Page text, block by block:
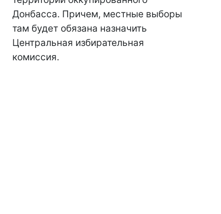
Донбасса. Причем, местные выборы
там будет обязана назначить
Центральная избирательная
комиссия.